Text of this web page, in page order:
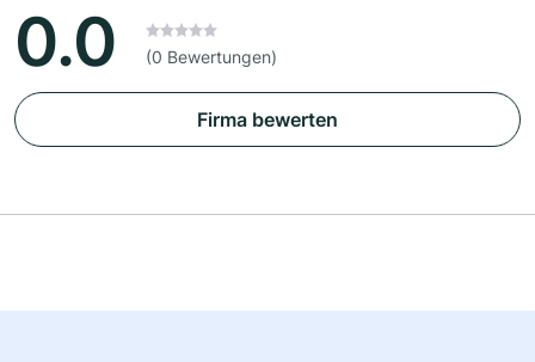
0.0 (0 Bewertungen)
Firma bewerten